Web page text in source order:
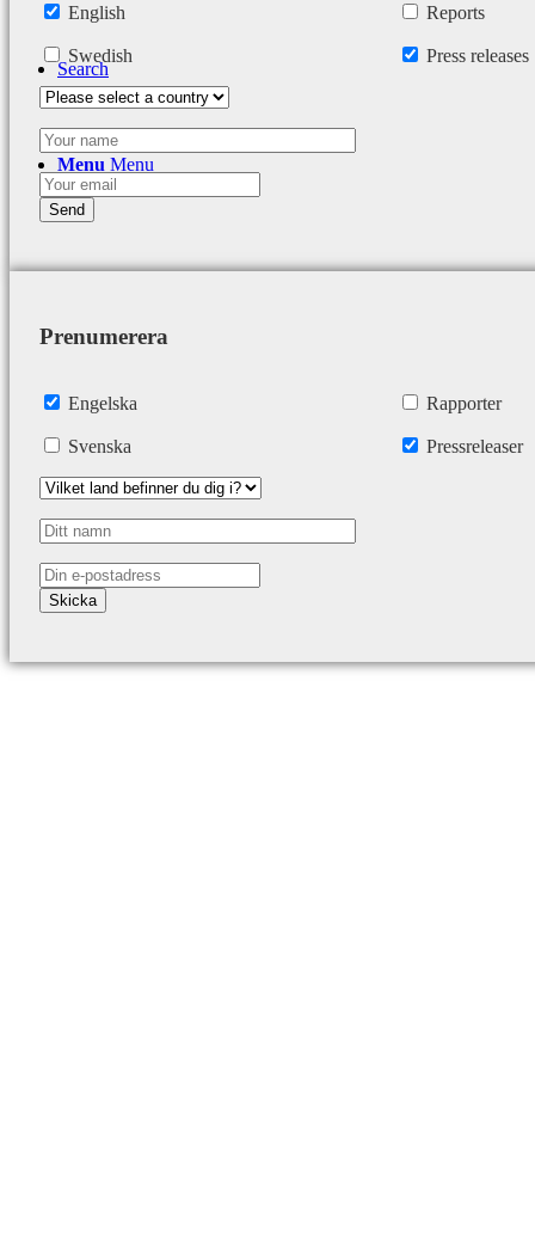
Search
Menu Menu
English
Swedish
Reports
Press releases
Prenumerera
Engelska
Svenska
Rapporter
Pressreleaser